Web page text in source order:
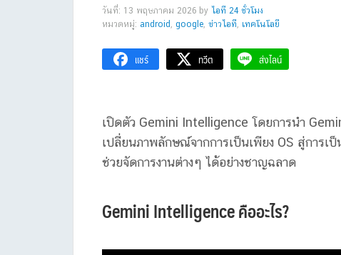
วันที่: 13 พฤษภาคม 2026 by ไอที 24 ชั่วโมง
หมวดหมู่: android , google, ข่าวไอที, เทคโนโลยี
แชร์ ทวีต ส่งไลน์
เปิดตัว Gemini Intelligence โดยการนำ
เปลี่ยนภาพลักษณ์จากการเป็นเพียง OS สู่การ
ช่วยจัดการงานต่างๆ ได้อย่างชาญฉลาด
Gemini Intelligence คืออะไร?